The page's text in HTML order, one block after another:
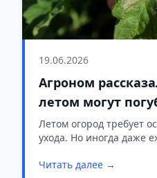
19.06.2026
Агроном
летом могут
овощей
Летом огород требует
ухода. Но иногда даже
листья, но не дают
Читать далее →